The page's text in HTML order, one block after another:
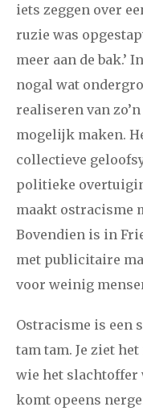
iets zeggen over
ruzie was
meer aan de bak.’
nogal wat
realiseren van
mogelijk maken.
collectieve
politieke
maakt ostracisme
Bovendien is in
met publicitaire
voor weinig
Ostracisme is een
tam tam. Je ziet
wie het slachtoffer
komt opeens